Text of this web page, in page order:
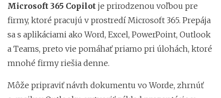
Microsoft 365 Copilot je prirodzenou voľbou pre
firmy, ktoré pracujú v prostredí Microsoft 365. Prepája
sa s aplikáciami ako Word, Excel, PowerPoint, Outlook
a Teams, preto vie pomáhať priamo pri úlohách, ktoré
mnohé firmy riešia denne.
Môže pripraviť návrh dokumentu vo Worde, zhrnúť